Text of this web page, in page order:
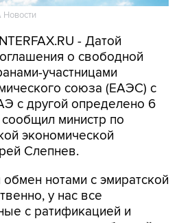
- Датой
о свободной
участницами
союза (ЕАЭС) с
с другой определено 6
министр по
экономической
Слепнев.
нотами с эмиратской
у нас все
с ратификацией и